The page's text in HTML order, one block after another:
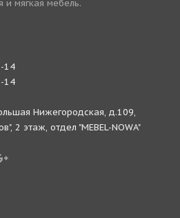
и мягкая мебель.
14
14
Нижегородская, д.109,
2 этаж, отдел "MEBEL-NOWA"